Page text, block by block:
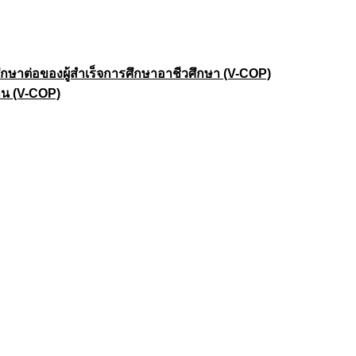
าต่อของผู้สำเร็จการศึกษาอาชีวศึกษา (V-COP)
(V-COP)